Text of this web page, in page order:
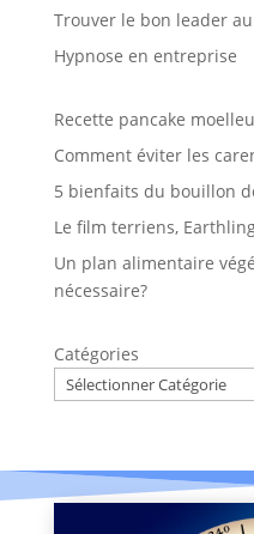
Trouver le bon leader
Hypnose en entreprise
Recette pancake
Comment éviter les
5 bienfaits du bouillon
Le film terriens,
Un plan alimentaire
nécessaire?
Catégories